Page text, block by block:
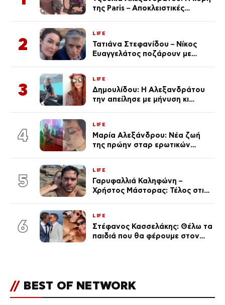
της Paris – Αποκλειστικές
2
LIFE
Τατιάνα Στεφανίδου – Νίκος
Ευαγγελάτος ποζάρουν με
3
LIFE
Δημουλίδου: Η Αλεξανδράτου
την απείλησε με μήνυση κι
ποια είσαι σοκαρίστικα»
4
LIFE
Μαρία Αλεξάνδρου: Νέα ζωή
της πρώην σταρ ερωτικών
(Φωτογραφίες)
5
LIFE
Γαρυφαλλιά Καληφώνη –
Χρήστος Μάστορας: Τέλος στις
6
LIFE
Στέφανος Κασσελάκης: Θέλω τα
παιδιά που θα φέρουμε στον
// BEST OF NETWORK